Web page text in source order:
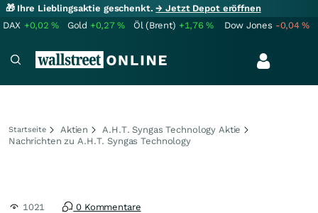
🎁 Ihre Lieblingsaktie geschenkt.→ Jetzt Depot eröffnen
DAX +0,02% Gold +0,27% Öl (Brent) +1,76% Dow Jones -0,04%
Startseite Aktien
A.H.T. Syngas Technology Aktie
Nachrichten zu A.H.T. Syngas Technology
1021 0 Kommentare